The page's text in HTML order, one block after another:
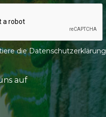
dieDatenschutzerklärung
auf